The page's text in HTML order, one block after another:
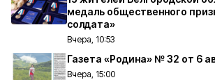
медаль общественного
солдата»
Вчера, 10:53
Газета «Родина» № 32 от 6
Вчера, 15:00